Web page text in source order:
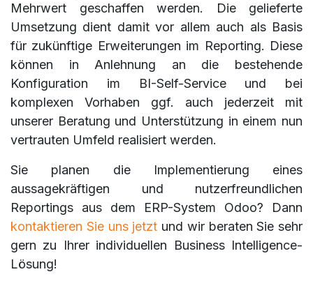
Mehrwert geschaffen werden. Die gelieferte
Umsetzung dient damit vor allem auch als Basis
für zukünftige Erweiterungen im Reporting. Diese
können in Anlehnung an die bestehende
Konfiguration im BI-Self-Service und bei
komplexen Vorhaben ggf. auch jederzeit mit
unserer Beratung und Unterstützung in einem nun
vertrauten Umfeld realisiert werden.
Sie planen die Implementierung eines
aussagekräftigen und nutzerfreundlichen
Reportings aus dem ERP-System Odoo? Dann
kontaktieren Sie uns jetzt und wir beraten Sie sehr
gern zu Ihrer individuellen Business Intelligence-
Lösung!